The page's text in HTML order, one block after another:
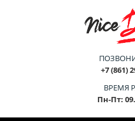
+7 (861)
ВРЕМЯ
Пн-Пт: